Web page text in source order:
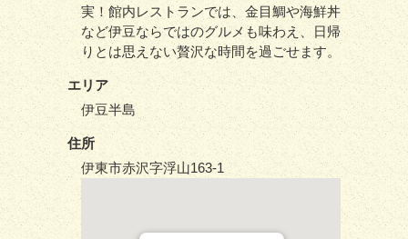
実！館内レストランでは、金目鯛や海鮮丼
など伊豆ならではのグルメも味わえ、日帰
りとは思えない贅沢な時間を過ごせます。
エリア
伊豆半島
住所
伊東市赤沢字浮山163-1